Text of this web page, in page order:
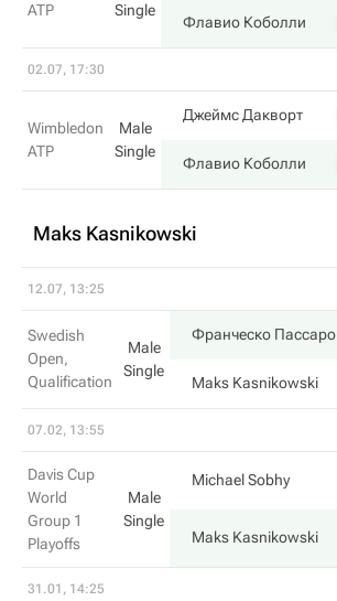
ATP
Single
Флавио Коболли
02.07, 17:30
Wimbledon
ATP
Male
Single
Джеймс Дакворт
Флавио Коболли
Maks Kasnikowski
12.07, 13:25
Swedish
Open,
Qualification
Male
Single
Франческо Пассаро
Maks Kasnikowski
07.02, 13:55
Davis Cup
World
Group 1
Playoffs
Male
Single
Michael Sobhy
Maks Kasnikowski
31.01, 14:25